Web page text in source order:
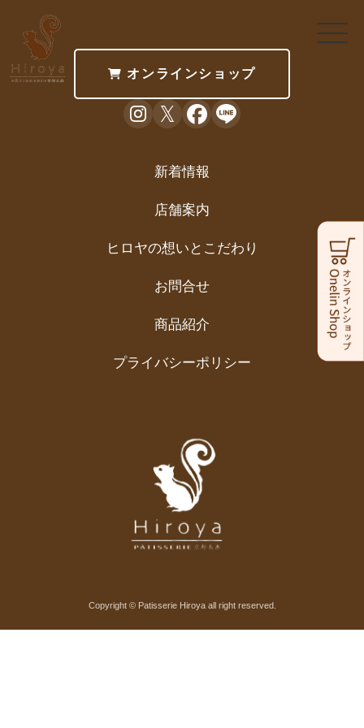
オンラインショップ
新着情報
店舗案内
ヒロヤの想いとこだわり
お問合せ
商品紹介
プライバシーポリシー
Copyright © Patisserie Hiroya all right reserved.